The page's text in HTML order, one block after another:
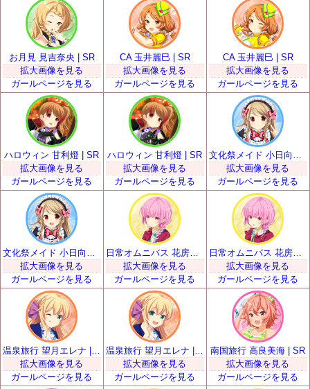
お月見 見吉奈央 | SR
拡大画像を見る
ガールページを見る
CA 玉井麗巳 | SR
拡大画像を見る
ガールページを見る
CA 玉井麗巳 | SR
拡大画像を見る
ガールページを見る
ハロウィン 甘利燈 | SR
拡大画像を見る
ガールページを見る
ハロウィン 甘利燈 | SR
拡大画像を見る
ガールページを見る
拡大画像を見る
ガールページを見る
拡大画像を見る
ガールページを見る
日常オムニバス 花房優輝 | SR
拡大画像を見る
ガールページを見る
日常オムニバス 花房優輝 | SR
拡大画像を見る
ガールページを見る
拡大画像を見る
ガールページを見る
温泉旅行 望月エレナ | SR
拡大画像を見る
ガールページを見る
南国旅行 高良美海 | SR
拡大画像を見る
ガールページを見る